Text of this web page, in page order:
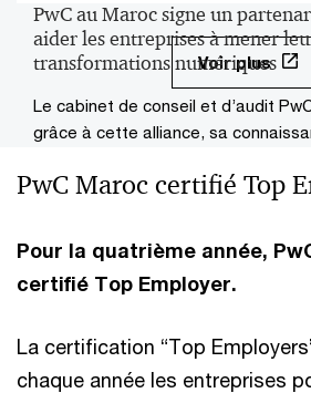
PwC au Maroc signe un
aider les entreprises à mener
transformations numériques
Le cabinet de conseil et d’audit
grâce à cette alliance, sa
logiciels innovants de SAP.
Voir plus
PwC Maroc certifié Top
Pour la quatrième année,
certifié Top Employer.
La certification “Top
chaque année les entreprises